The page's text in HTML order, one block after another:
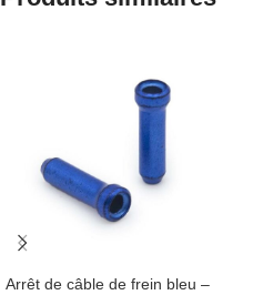
Arrêt de câble de frein bleu –